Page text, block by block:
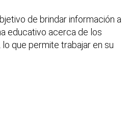
de brindar información a
educativo acerca de los
que permite trabajar en su